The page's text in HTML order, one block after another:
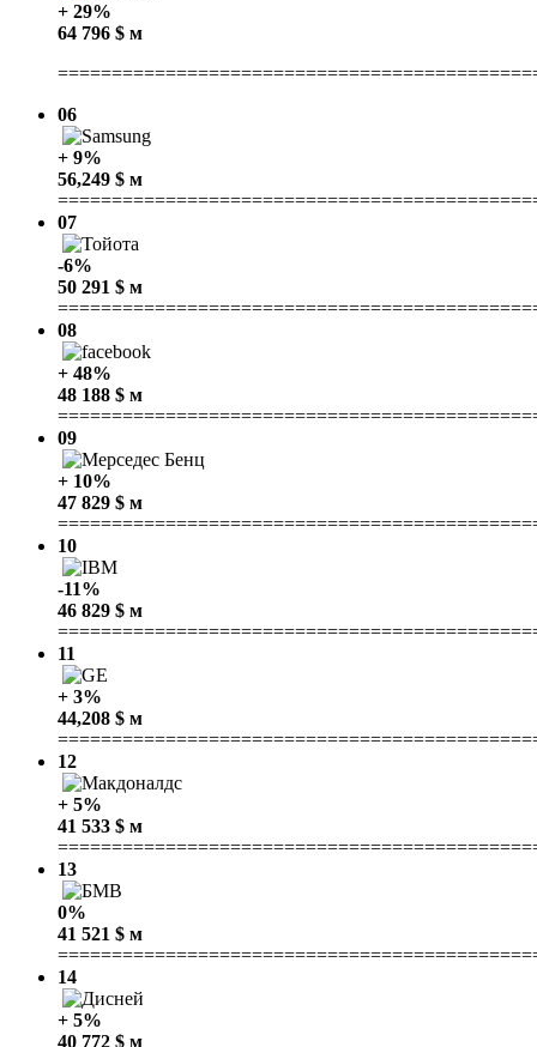
+ 29%
64 796 $ м
06
+ 9%
56,249 $ м
07
-6%
50 291 $ м
08
+ 48%
48 188 $ м
09
+ 10%
47 829 $ м
10
-11%
46 829 $ м
11
+ 3%
44,208 $ м
12
+ 5%
41 533 $ м
13
0%
41 521 $ м
14
+ 5%
40 772 $ м